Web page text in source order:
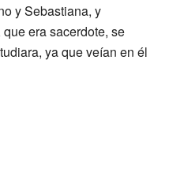
y Sebastiana, y
era sacerdote, se
ya que veían en él